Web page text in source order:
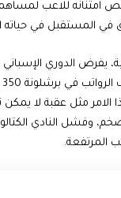
امتنانه للاعب
في المستقبل في
يفرض الدوري
الامر مثل عقبة لا
وفشل النادي
المرتفعة.